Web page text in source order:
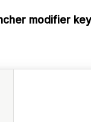
modifier key